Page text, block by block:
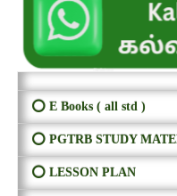
⭕ E Books ( all std )
⭕ PGTRB STUDY
⭕ LESSON PLAN